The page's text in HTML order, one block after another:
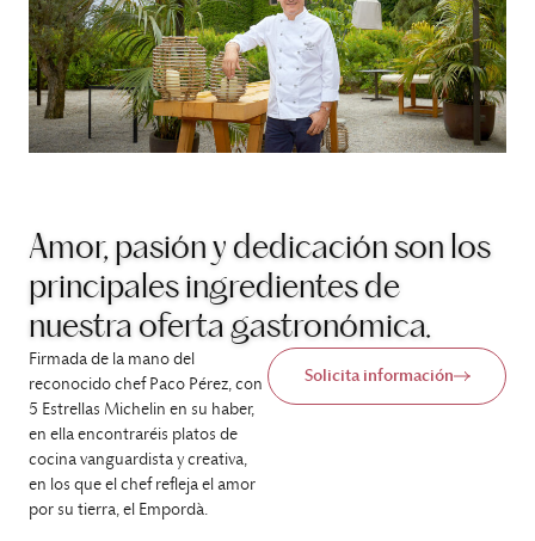
Amor, pasión y dedicación son los
principales ingredientes de
nuestra oferta gastronómica.
Solicita información
Firmada de la mano del
reconocido chef Paco Pérez, con
5 Estrellas Michelin en su haber,
en ella encontraréis platos de
cocina vanguardista y creativa,
en los que el chef refleja el amor
por su tierra, el Empordà.